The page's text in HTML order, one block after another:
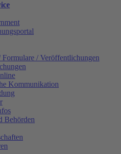
Formulare / Veröffentlichungen
Kommunikation
Behörden